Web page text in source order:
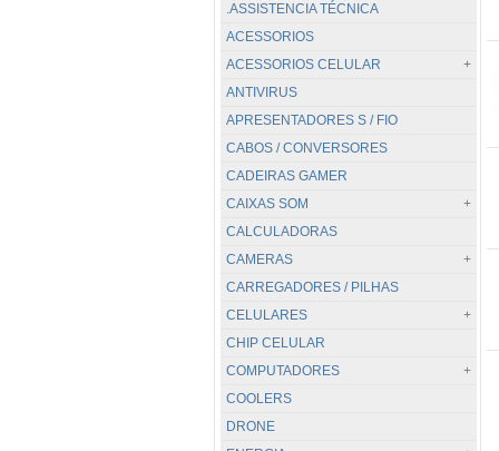
.ASSISTENCIA TÉCNICA
ACESSORIOS
ACESSORIOS CELULAR
TODOS...
CABOS / CARREGADORES
POWER BANK
SUPORTES
ANTIVIRUS
APRESENTADORES S / FIO
CABOS / CONVERSORES
CADEIRAS GAMER
CAIXAS SOM
TODOS...
.PC / BLUETOOTH
JBL
CALCULADORAS
CAMERAS
TODOS...
DIGITAIS
GOPRO / GOAL PRO
VIGILANCIA
WEBCAM
CARREGADORES / PILHAS
CELULARES
TODOS...
APPLE
CATERPILLAR
HUAWEI
CHIP CELULAR
COMPUTADORES
TODOS...
DESKTOP
COOLERS
DRONE